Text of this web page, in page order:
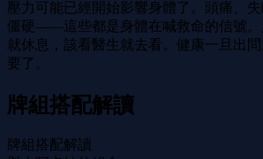
壓力可能已經開始影響身體了。頭痛、
僵硬——這些都是身體在喊救命的信號。
就休息，該看醫生就去看。健康一旦出
要了。
牌組搭配解讀
牌組搭配解讀